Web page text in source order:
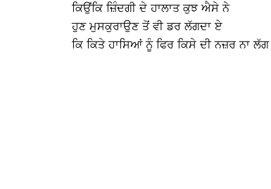
ਕਿਉਂਕਿ ਜ਼ਿੰਦਗੀ ਦੇ ਹਾਲਾਤ ਕੁਝ ਐਸੇ ਨੇ
ਹੁਣ ਮੁਸਕੁਰਾਉਣ ਤੋਂ ਵੀ ਡਰ ਲੱਗਦਾ ਏ
ਕਿ ਕਿਤੇ ਹਾਸਿਆਂ ਨੂੰ ਫਿਰ ਕਿਸੇ ਦੀ ਨਜ਼ਰ ਨਾ ਲੱਗ